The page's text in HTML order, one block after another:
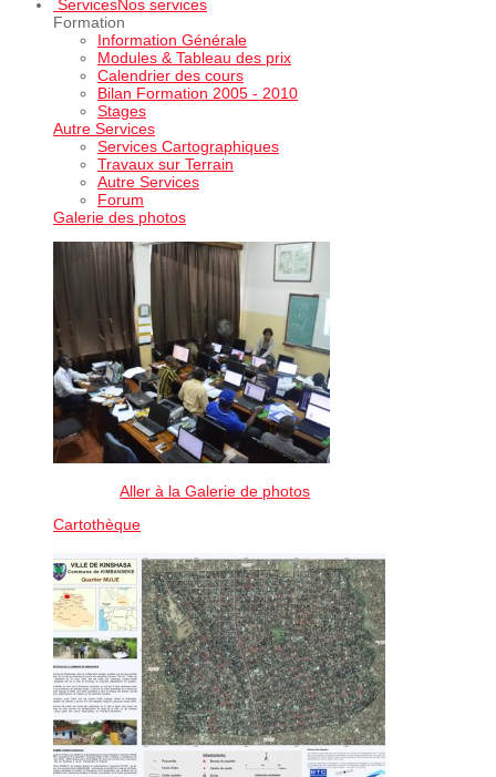
ServicesNos services
Formation
Information Générale
Modules & Tableau des prix
Calendrier des cours
Bilan Formation 2005 - 2010
Stages
Autre Services
Services Cartographiques
Travaux sur Terrain
Autre Services
Forum
Galerie des photos
Aller à la Galerie de photos
Cartothèque